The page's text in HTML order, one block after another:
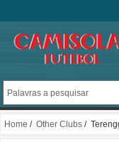
Home / Other Clubs /